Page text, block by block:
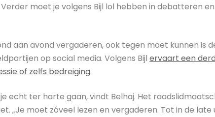
moet je volgens Bijl lol hebben in debatteren
aan avond vergaderen, ook tegen moet kunnen is
op social media. Volgens Bijl ervaart een
of zelfs bedreiging.
echt ter harte gaan, vindt Belhaj. Het
„Je moet zóveel lezen en vergaderen. Tot in de late